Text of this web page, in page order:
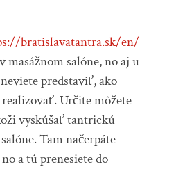
bratislavatantra.sk/en/
masážnom salóne, no aj u
predstaviť, ako
Určite môžete
vyskúšať tantrickú
Tam načerpáte
a tú prenesiete do